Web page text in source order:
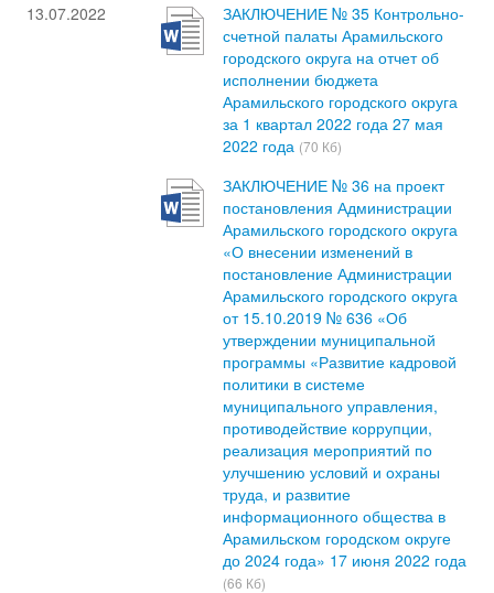
13.07.2022
ЗАКЛЮЧЕНИЕ № 35 Контрольно-
счетной палаты Арамильского
городского округа на отчет об
исполнении бюджета
Арамильского городского округа
за 1 квартал 2022 года 27 мая
2022 года (70 Кб)
ЗАКЛЮЧЕНИЕ № 36 на проект
постановления Администрации
Арамильского городского округа
«О внесении изменений в
постановление Администрации
Арамильского городского округа
от 15.10.2019 № 636 «Об
утверждении муниципальной
программы «Развитие кадровой
политики в системе
муниципального управления,
противодействие коррупции,
реализация мероприятий по
улучшению условий и охраны
труда, и развитие
информационного общества в
Арамильском городском округе
до 2024 года» 17 июня 2022 года
(66 Кб)